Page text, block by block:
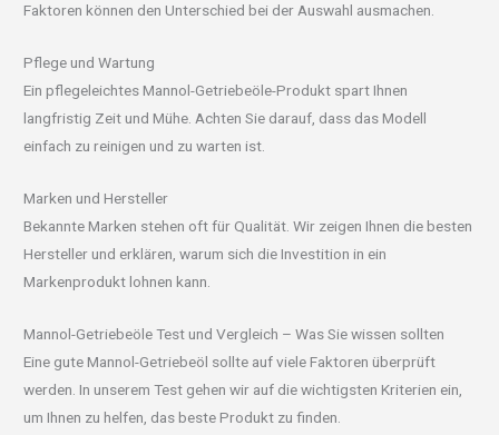
Faktoren können den Unterschied bei der Auswahl ausmachen.
Pflege und Wartung
Ein pflegeleichtes Mannol-Getriebeöle-Produkt spart Ihnen
langfristig Zeit und Mühe. Achten Sie darauf, dass das Modell
einfach zu reinigen und zu warten ist.
Marken und Hersteller
Bekannte Marken stehen oft für Qualität. Wir zeigen Ihnen die besten
Hersteller und erklären, warum sich die Investition in ein
Markenprodukt lohnen kann.
Mannol-Getriebeöle Test und Vergleich – Was Sie wissen sollten
Eine gute Mannol-Getriebeöl sollte auf viele Faktoren überprüft
werden. In unserem Test gehen wir auf die wichtigsten Kriterien ein,
um Ihnen zu helfen, das beste Produkt zu finden.